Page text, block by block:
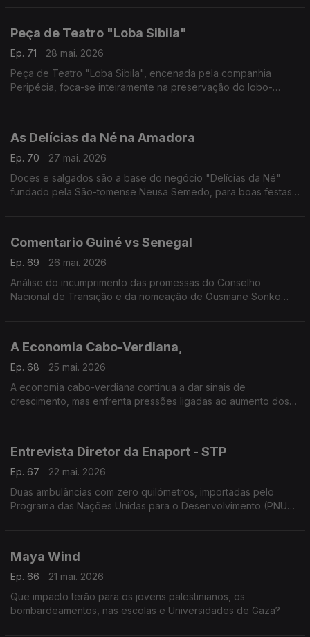
Peça de Teatro "Loba Sibila"
Ep. 71
28 mai. 2026
Peça de Teatro "Loba Sibila", encenada pela companhia
Peripécia, foca-se inteiramente na preservação do lobo-
As Delícias da Né na Amadora
Ep. 70
27 mai. 2026
Doces e salgados são a base do negócio "Delícias da Né"
fundado pela São-tomense Neusa Semedo, para boas festas
Comentario Guiné vs Senegal
Ep. 69
26 mai. 2026
Análise do incumprimento das promessas do Conselho
Nacional de Transição e da nomeação de Ousmane Sonko
A Economia Cabo-Verdiana,
Ep. 68
25 mai. 2026
A economia cabo-verdiana continua a dar sinais de
crescimento, mas enfrenta pressões ligadas ao aumento dos
Entrevista Diretor da Enaport - STP
Ep. 67
22 mai. 2026
Duas ambulâncias com zero quilómetros, importadas pelo
Programa das Nações Unidas para o Desenvolvimento (PNUD)
Maya Wind
Ep. 66
21 mai. 2026
Que impacto terão para os jovens palestinianos, os
bombardeamentos, nas escolas e Universidades de Gaza?